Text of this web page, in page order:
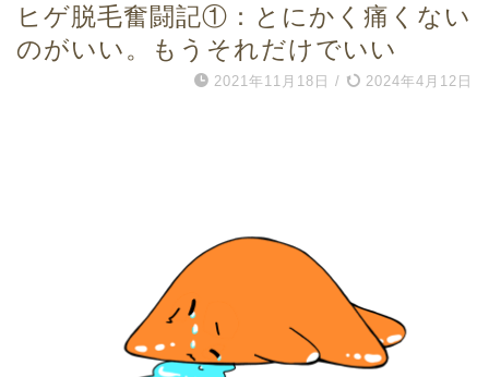
ヒゲ脱毛奮闘記①：とにかく痛くない
のがいい。もうそれだけでいい
2021年11月18日 / 2024年4月12日